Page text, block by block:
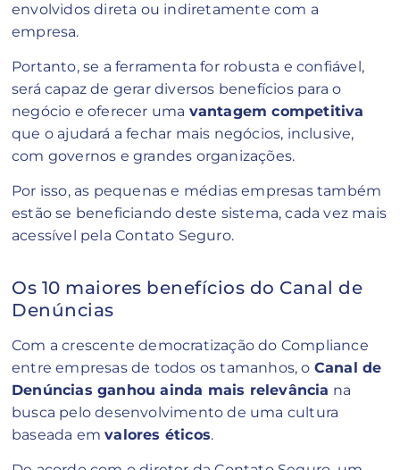
envolvidos direta ou indiretamente com a
empresa.
Portanto, se a ferramenta for robusta e confiável,
será capaz de gerar diversos benefícios para o
negócio e oferecer uma vantagem competitiva
que o ajudará a fechar mais negócios, inclusive,
com governos e grandes organizações.
Por isso, as pequenas e médias empresas também
estão se beneficiando deste sistema, cada vez mais
acessível pela Contato Seguro.
Os 10 maiores benefícios do Canal de
Denúncias
Com a crescente democratização do Compliance
entre empresas de todos os tamanhos, o Canal de
Denúncias ganhou ainda mais relevância na
busca pelo desenvolvimento de uma cultura
baseada emvalores éticos.